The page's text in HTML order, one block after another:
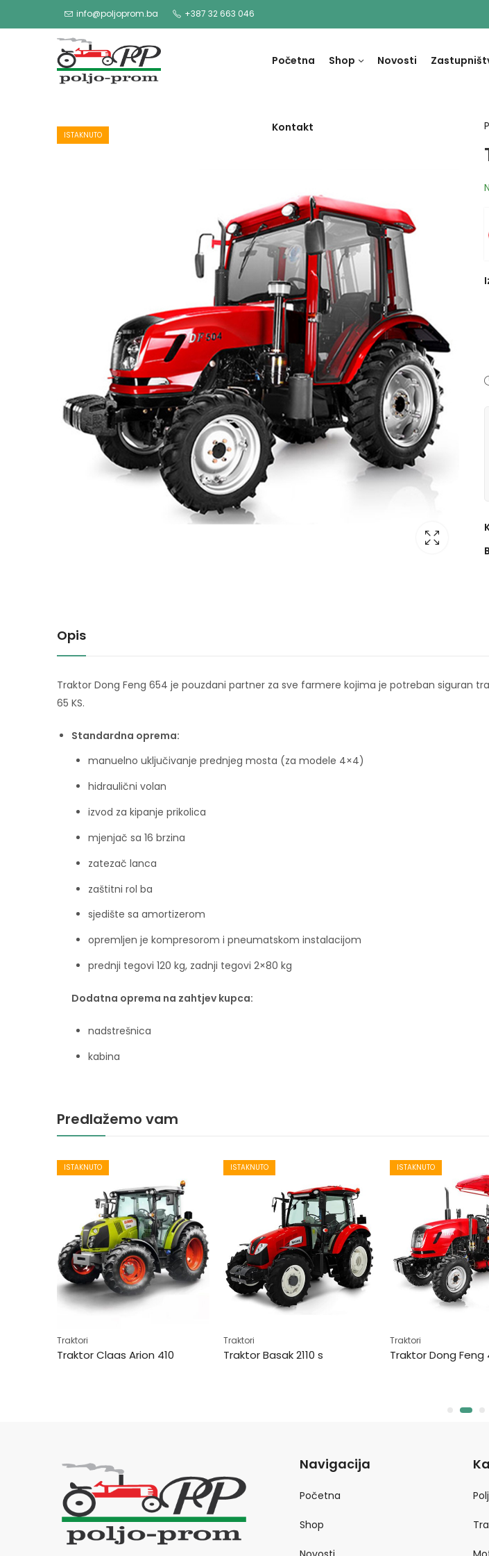
info@poljoprom.ba +387 32 663 046
Početna Shop Novosti
Kontakt
ISTAKNUTO
Opis
Traktor Dong Feng 654 je pouzdani partner za sve farmere kojima je potreban siguran
65 KS.
Standardna oprema:
manuelno uključivanje prednjeg mosta (za modele 4×4)
hidraulični volan
izvod za kipanje prikolica
mjenjač sa 16 brzina
zatezač lanca
zaštitni rol ba
sjedište sa amortizerom
opremljen je kompresorom i pneumatskom instalacijom
prednji tegovi 120 kg, zadnji tegovi 2×80 kg
Dodatna oprema na zahtjev kupca:
nadstrešnica
kabina
Predlažemo vam
ISTAKNUTO
Traktori
Traktor Claas Arion 410
ISTAKNUTO
Traktori
Traktor Basak 2110 s
ISTAKNUTO
Traktori
Traktor Dong Feng
Navigacija
Početna
Shop